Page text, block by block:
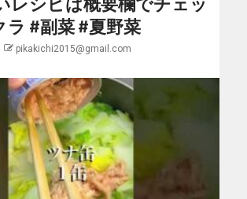
ラ #副菜 #夏野菜
pikakichi2015@gmail.com